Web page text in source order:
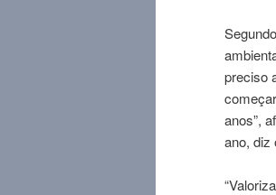
preciso
anos”,
ano, diz